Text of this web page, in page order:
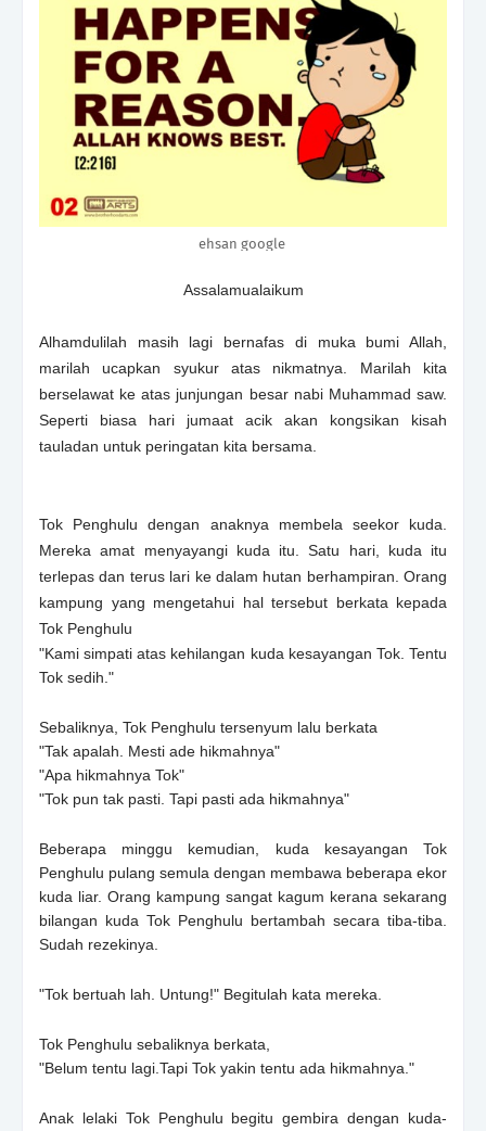
ehsan google
Assalamualaikum
Alhamdulilah masih lagi bernafas di muka bumi Allah,
marilah ucapkan syukur atas nikmatnya. Marilah kita
berselawat ke atas junjungan besar nabi Muhammad saw.
Seperti biasa hari jumaat acik akan kongsikan kisah
tauladan untuk peringatan kita bersama.
Tok Penghulu dengan anaknya membela seekor kuda.
Mereka amat menyayangi kuda itu. Satu hari, kuda itu
terlepas dan terus lari ke dalam hutan berhampiran. Orang
kampung yang mengetahui hal tersebut berkata kepada
Tok Penghulu
"Kami simpati atas kehilangan kuda kesayangan Tok. Tentu
Tok sedih."
Sebaliknya, Tok Penghulu tersenyum lalu berkata
"Tak apalah. Mesti ade hikmahnya"
"Apa hikmahnya Tok"
"Tok pun tak pasti. Tapi pasti ada hikmahnya"
Beberapa minggu kemudian, kuda kesayangan Tok
Penghulu pulang semula dengan membawa beberapa ekor
kuda liar. Orang kampung sangat kagum kerana sekarang
bilangan kuda Tok Penghulu bertambah secara tiba-tiba.
Sudah rezekinya.
"Tok bertuah lah. Untung!" Begitulah kata mereka.
Tok Penghulu sebaliknya berkata,
"Belum tentu lagi.Tapi Tok yakin tentu ada hikmahnya."
Anak lelaki Tok Penghulu begitu gembira dengan kuda-